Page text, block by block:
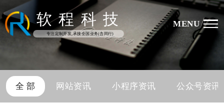
软 程 科 技
专注定制开发,承接全国业务(含同行)
MENU
全 部 网站资讯 小程序资讯 公众号资讯